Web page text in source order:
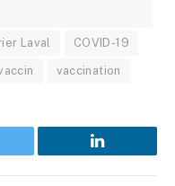
Laval COVID-19
vaccination
LinkedIn